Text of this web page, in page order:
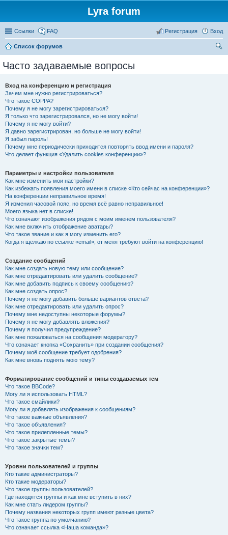
Lyra forum
Ссылки FAQ Вход
Регистрация
Список форумов
Часто задаваемые вопросы
Вход на конференцию и регистрация
Зачем мне нужно регистрироваться?
Что такое COPPA?
Почему я не могу зарегистрироваться?
Я только что зарегистрировался, но не могу войти!
Почему я не могу войти?
Я давно зарегистрирован, но больше не могу войти!
Я забыл пароль!
Почему мне периодически приходится повторять ввод имени и пароля?
Что делает функция «Удалить cookies конференции»?
Параметры и настройки пользователя
Как мне изменить мои настройки?
Как избежать появления моего имени в списке «Кто сейчас на конференции»?
На конференции неправильное время!
Я изменил часовой пояс, но время всё равно неправильное!
Моего языка нет в списке!
Что означают изображения рядом с моим именем пользователя?
Как мне включить отображение аватары?
Что такое звание и как я могу изменить его?
Когда я щёлкаю по ссылке «email», от меня требуют войти на конференцию!
Создание сообщений
Как мне создать новую тему или сообщение?
Как мне отредактировать или удалить сообщение?
Как мне добавить подпись к своему сообщению?
Как мне создать опрос?
Почему я не могу добавить больше вариантов ответа?
Как мне отредактировать или удалить опрос?
Почему мне недоступны некоторые форумы?
Почему я не могу добавлять вложения?
Почему я получил предупреждение?
Как мне пожаловаться на сообщения модератору?
Что означает кнопка «Сохранить» при создании сообщения?
Почему моё сообщение требует одобрения?
Как мне вновь поднять мою тему?
Форматирование сообщений и типы создаваемых тем
Что такое BBCode?
Могу ли я использовать HTML?
Что такое смайлики?
Могу ли я добавлять изображения к сообщениям?
Что такое важные объявления?
Что такое объявления?
Что такое прилепленные темы?
Что такое закрытые темы?
Что такое значки тем?
Уровни пользователей и группы
Кто такие администраторы?
Кто такие модераторы?
Что такое группы пользователей?
Где находятся группы и как мне вступить в них?
Как мне стать лидером группы?
Почему названия некоторых групп имеют разные цвета?
Что такое группа по умолчанию?
Что означает ссылка «Наша команда»?